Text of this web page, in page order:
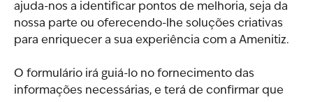
ajuda-nos a identificar pontos de melhoria, seja da
nossa parte ou oferecendo-lhe soluções criativas
para enriquecer a sua experiência com a Amenitiz.
O formulário irá guiá-lo no fornecimento das
informações necessárias, e terá de confirmar que